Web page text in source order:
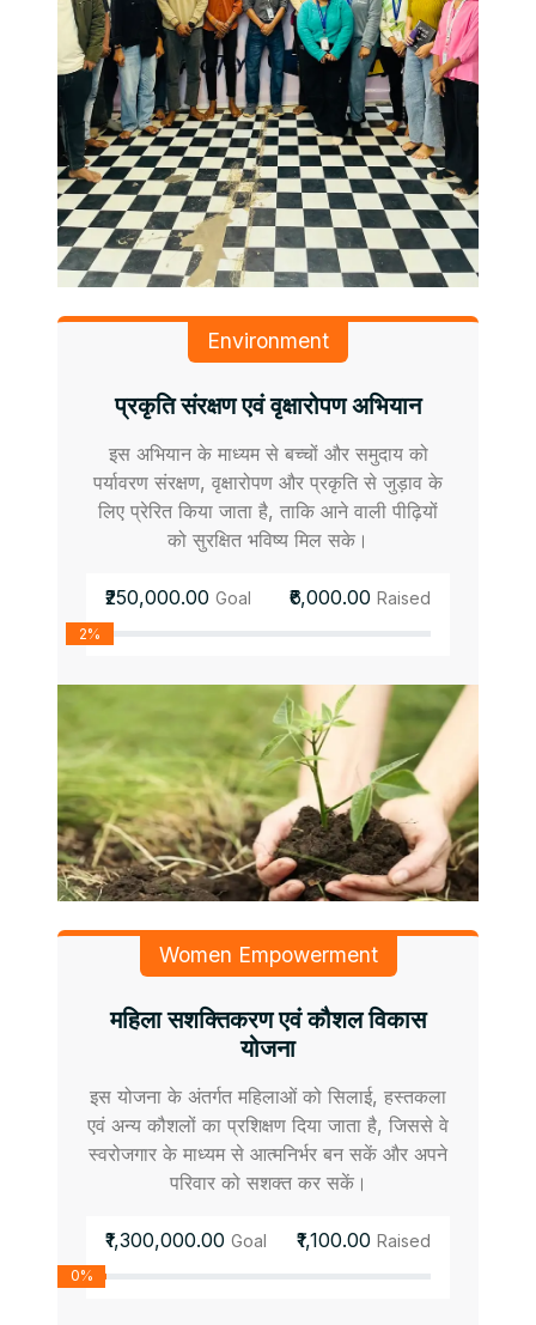
Environment
प्रकृति संरक्षण एवं वृक्षारोपण अभियान
इस अभियान के माध्यम से बच्चों और समुदाय को
पर्यावरण संरक्षण, वृक्षारोपण और प्रकृति से जुड़ाव के
लिए प्रेरित किया जाता है, ताकि आने वाली पीढ़ियों
को सुरक्षित भविष्य मिल सके।
₹250,000.00 Goal ₹6,000.00 Raised
2%
Women Empowerment
महिला सशक्तिकरण एवं कौशल विकास
योजना
इस योजना के अंतर्गत महिलाओं को सिलाई, हस्तकला
एवं अन्य कौशलों का प्रशिक्षण दिया जाता है, जिससे वे
स्वरोजगार के माध्यम से आत्मनिर्भर बन सकें और अपने
परिवार को सशक्त कर सकें।
₹1,300,000.00 Goal ₹1,100.00 Raised
0%